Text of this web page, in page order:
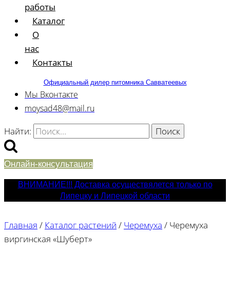
работы
Каталог
О
нас
Контакты
Официальный дилер питомника Савватеевых
Мы Вконтакте
moysad48@mail.ru
Найти:
Онлайн-консультация
ВНИМАНИЕ!!! Доставка осуществялется только по
Липецку и Липецкой области
Главная / Каталог растений / Черемуха / Черемуха
виргинская «Шуберт»